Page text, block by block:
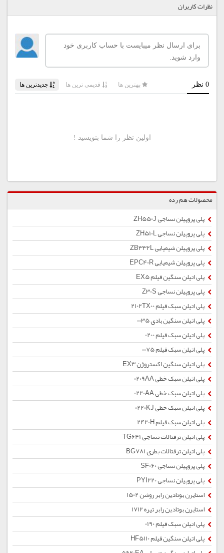
نظرات کاربران
محصولات هم رده
پلی پروپیلن نساجی ZH550J
پلی پروپیلن نساجی ZH510L
پلی پروپیلن شیمیایی ZB332L
پلی پروپیلن شیمیایی EPC40R
پلی اتیلن سنگین فیلم EX5
پلی پروپیلن نساجی Z30S
پلی اتیلن سبک فیلم 2102TX00
پلی اتیلن سنگین بادی 0035
پلی اتیلن سبک فیلم 0200
پلی اتیلن سبک فیلم 0075
پلی اتیلن سنگین اکستروژن EX3
پلی اتیلن سبک خطی 0209AA
پلی اتیلن سبک خطی 0220AA
پلی اتیلن سبک خطی 0220KJ
پلی اتیلن سبک فیلم 2420H
پلی اتیلن ترفتالات نساجی TG641
پلی اتیلن ترفتالات بطری BG781
پلی پروپیلن نساجی SF060
پلی پروپیلن نساجی PYI220
استایرن بوتادین رابر روشن 1502
استایرن بوتادین رابر تیره 1712
پلی اتیلن سبک فیلم 0190
پلی اتیلن سنگین فیلم HF5110